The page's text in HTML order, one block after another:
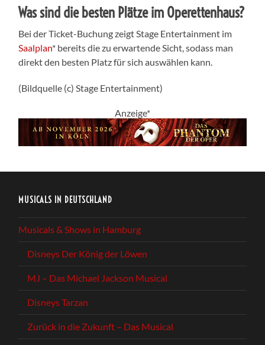
Was sind die besten Plätze im Operettenhaus?
Bei der Ticket-Buchung zeigt Stage Entertainment im
Saalplan* bereits die zu erwartende Sicht, sodass man
direkt den besten Platz für sich auswählen kann.
(Bildquelle (c) Stage Entertainment)
Anzeige*
MUSICALS IN DEUTSCHLAND
Musicals & Shows in Hamburg
Disneys Der König der Löwen
MJ – Das Michael Jackson Musical
Disneys Tarzan
Zurück in die Zukunft – Das Musical